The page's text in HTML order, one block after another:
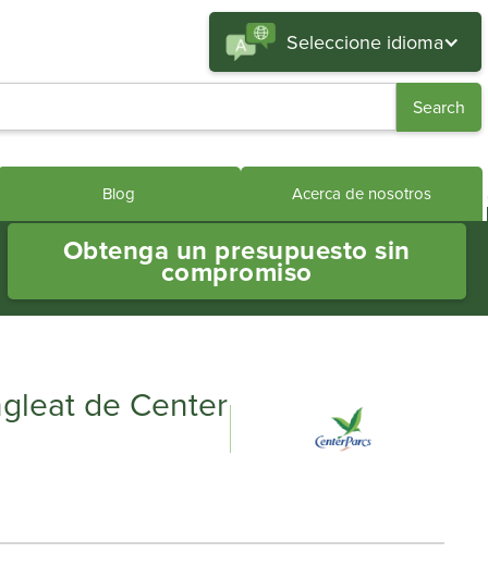
Seleccione idioma
Blog Acerca de nosotros
Obtenga un presupuesto sin
compromiso
de Center